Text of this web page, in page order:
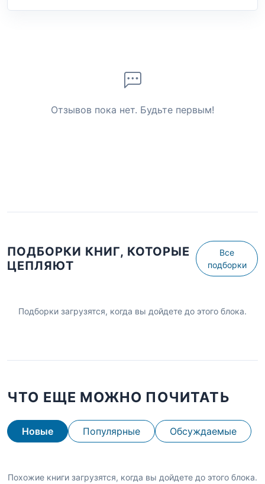
Отзывов пока нет. Будьте первым!
ПОДБОРКИ КНИГ, КОТОРЫЕ
ЦЕПЛЯЮТ
Все
подборки
Подборки загрузятся, когда вы дойдете до этого блока.
ЧТО ЕЩЕ МОЖНО ПОЧИТАТЬ
Новые Популярные Обсуждаемые
Похожие книги загрузятся, когда вы дойдете до этого блока.